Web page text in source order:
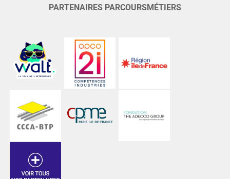
PARTENAIRES PARCOURSMÉTIERS